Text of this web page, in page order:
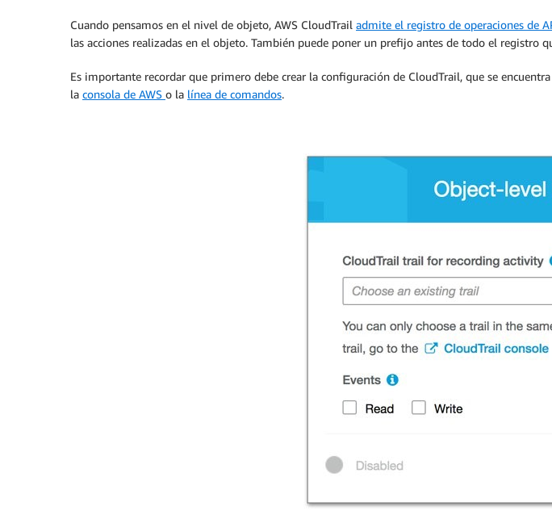
Cuando pensamos en el nivel de objeto, AWS CloudTrail admite el registro de operaciones de
las acciones realizadas en el objeto. También puede poner un prefijo antes de todo el registro
Es importante recordar que primero debe crear la configuración de CloudTrail, que se
la consola de AWS o la línea de comandos.